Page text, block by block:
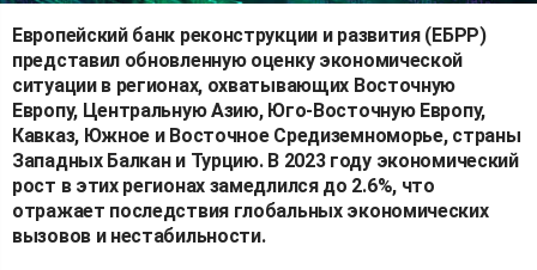
Европейский банк реконструкции и развития (ЕБРР)
представил обновленную оценку экономической
ситуации в регионах, охватывающих Восточную
Европу, Центральную Азию, Юго-Восточную Европу,
Кавказ, Южное и Восточное Средиземноморье, страны
Западных Балкан и Турцию. В 2023 году экономический
рост в этих регионах замедлился до 2.6%, что
отражает последствия глобальных экономических
вызовов и нестабильности.